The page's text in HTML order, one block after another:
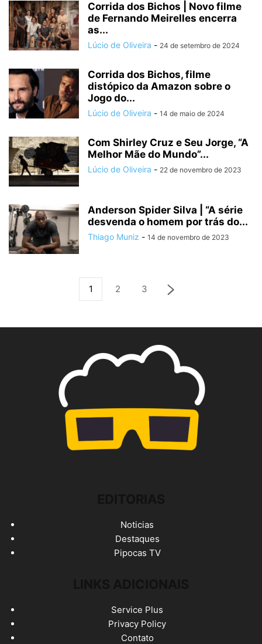
Corrida dos Bichos | Novo filme
de Fernando Meirelles encerra
as...
Lúcio de Oliveira - 24 de setembro de 2024
Corrida dos Bichos, filme
distópico da Amazon sobre o
Jogo do...
Lúcio de Oliveira - 14 de maio de 2024
Com Shirley Cruz e Seu Jorge, “A
Melhor Mãe do Mundo”...
Lúcio de Oliveira - 22 de novembro de 2023
Anderson Spider Silva | “A série
desvenda o homem por trás do...
Thiago Muniz - 14 de novembro de 2023
1 2 3
Noticias
Destaques
Pipocas TV
Service Plus
Privacy Policy
Contato